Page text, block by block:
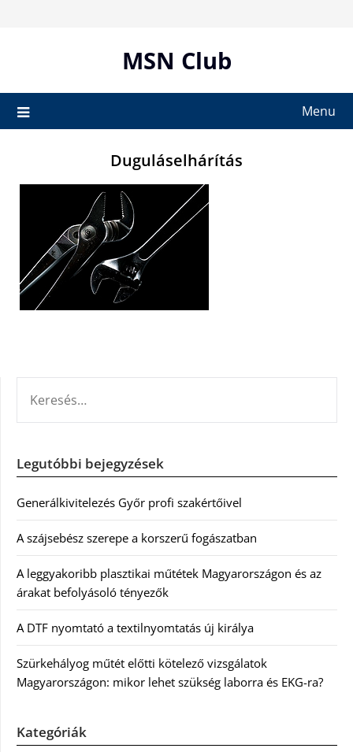
MSN Club
Menu
Duguláselhárítás
Legutóbbi bejegyzések
Generálkivitelezés Győr profi szakértőivel
A szájsebész szerepe a korszerű fogászatban
A leggyakoribb plasztikai műtétek Magyarországon és az
árakat befolyásoló tényezők
A DTF nyomtató a textilnyomtatás új királya
Szürkehályog műtét előtti kötelező vizsgálatok
Magyarországon: mikor lehet szükség laborra és EKG-ra?
Kategóriák